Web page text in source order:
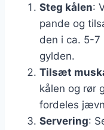
Steg kålen:
pande og
den i ca. 5-7
gylden.
Tilsæt
kålen og rør
fordeles
Servering: